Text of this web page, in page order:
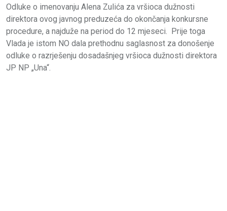
Odluke o imenovanju Alena Zulića za vršioca dužnosti
direktora ovog javnog preduzeća do okončanja konkursne
procedure, a najduže na period do 12 mjeseci. Prije toga
Vlada je istom NO dala prethodnu saglasnost za donošenje
odluke o razrješenju dosadašnjeg vršioca dužnosti direktora
JP NP „Una“.